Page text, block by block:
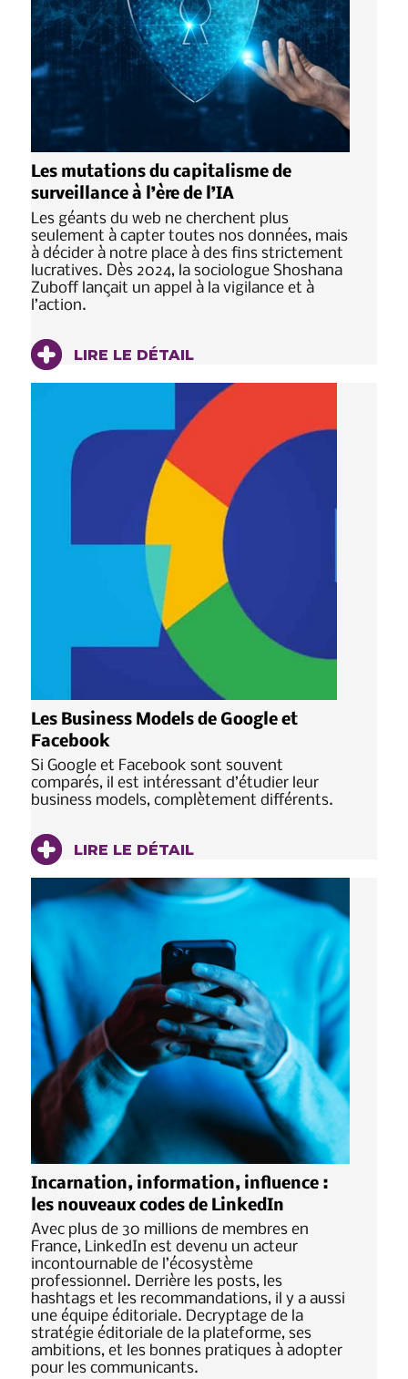
Les mutations du capitalisme de
surveillance à l’ère de l’IA
Les géants du web ne cherchent plus
seulement à capter toutes nos données, mais
à décider à notre place à des fins strictement
lucratives. Dès 2024, la sociologue Shoshana
Zuboff lançait un appel à la vigilance et à
l’action.
LIRE LE DÉTAIL
Les Business Models de Google et
Facebook
Si Google et Facebook sont souvent
comparés, il est intéressant d’étudier leur
business models, complètement différents.
LIRE LE DÉTAIL
Incarnation, information, influence :
les nouveaux codes de LinkedIn
Avec plus de 30 millions de membres en
France, LinkedIn est devenu un acteur
incontournable de l’écosystème
professionnel. Derrière les posts, les
hashtags et les recommandations, il y a aussi
une équipe éditoriale. Decryptage de la
stratégie éditoriale de la plateforme, ses
ambitions, et les bonnes pratiques à adopter
pour les communicants.